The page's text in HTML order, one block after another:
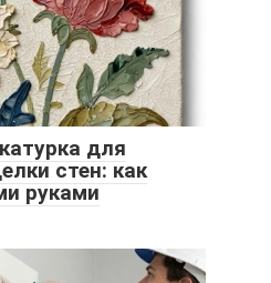
для
стен: как
руками